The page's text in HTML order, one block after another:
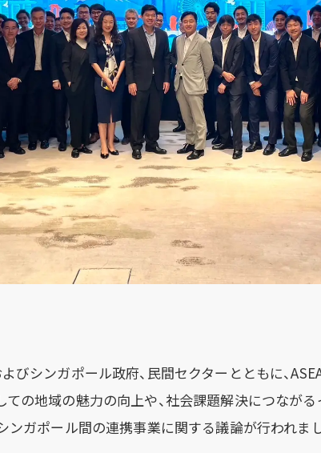
びシンガポール政府、民間セクターとともに、
ての地域の魅力の向上や、社会課題解決につなが
ンガポール間の連携事業に関する議論が行われま